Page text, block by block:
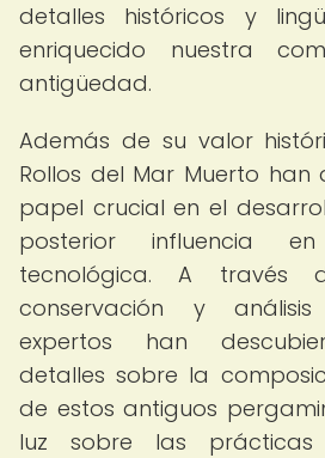
detalles históricos y
enriquecido nuestra
antigüedad.
Además de su valor
Rollos del Mar Muerto han
papel crucial en el
posterior influencia
tecnológica. A través
conservación y
expertos han
detalles sobre la
de estos antiguos
luz sobre las